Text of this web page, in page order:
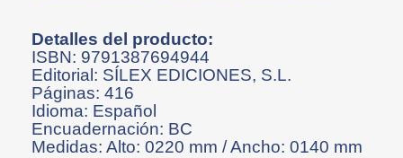
Detalles del producto:
ISBN: 9791387694944
Editorial: SÍLEX EDICIONES, S.L.
Páginas: 416
Idioma: Español
Encuadernación: BC
Medidas: Alto: 0220 mm / Ancho: 0140 mm